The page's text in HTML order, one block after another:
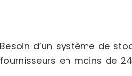
Besoin d’un système de
fournisseurs en moins de